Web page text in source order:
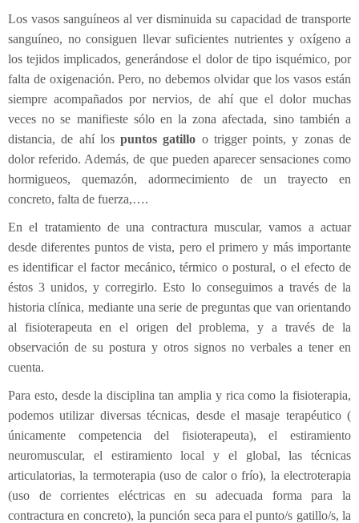
Los vasos sanguíneos al ver disminuida su capacidad de transporte
sanguíneo, no consiguen llevar suficientes nutrientes y oxígeno a
los tejidos implicados, generándose el dolor de tipo isquémico, por
falta de oxigenación. Pero, no debemos olvidar que los vasos están
siempre acompañados por nervios, de ahí que el dolor muchas
veces no se manifieste sólo en la zona afectada, sino también a
distancia, de ahí lospuntos gatillo o trigger points, y zonas de
dolor referido. Además, de que pueden aparecer sensaciones como
hormigueos, quemazón, adormecimiento de un trayecto en
concreto, falta de fuerza,….
En el tratamiento de una contractura muscular, vamos a actuar
desde diferentes puntos de vista, pero el primero y más importante
es identificar el factor mecánico, térmico o postural, o el efecto de
éstos 3 unidos, y corregirlo. Esto lo conseguimos a través de la
historia clínica, mediante una serie de preguntas que van orientando
al fisioterapeuta en el origen del problema, y a través de la
observación de su postura y otros signos no verbales a tener en
cuenta.
Para esto, desde la disciplina tan amplia y rica como la fisioterapia,
podemos utilizar diversas técnicas, desde el masaje terapéutico (
únicamente competencia del fisioterapeuta), el estiramiento
neuromuscular, el estiramiento local y el global, las técnicas
articulatorias, la termoterapia (uso de calor o frío), la electroterapia
(uso de corrientes eléctricas en su adecuada forma para la
contractura en concreto), la punción seca para el punto/s gatillo/s, la